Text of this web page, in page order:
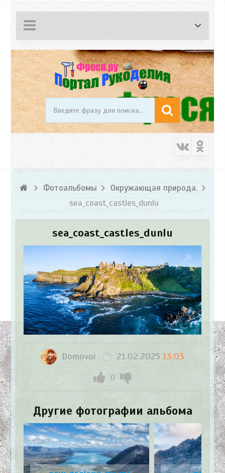
Фотоальбомы
Окружающая природа.
sea_coast_castles_dunlu
sea_coast_castles_dunlu
Domovoi 21.02.2025 13:03
0
Другие фотографии альбома